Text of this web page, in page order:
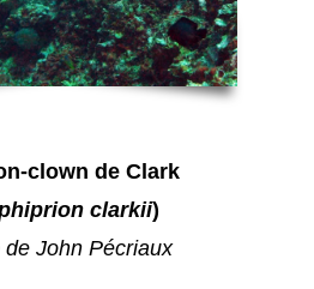
clown de Clark
clarkii)
de John Pécriaux